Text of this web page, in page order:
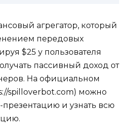
агрегатор, который
передовых
$25 у пользователя
пассивный доход от
На официальном
spilloverbot.com) можно
и узнать всю